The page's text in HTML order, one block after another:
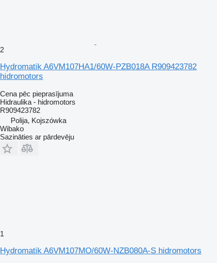
2
Hydromatik A6VM107HA1/60W-PZB018A R909423782
hidromotors
Cena pēc pieprasījuma
Hidraulika - hidromotors
R909423782
Polija, Kojszówka
Wibako
Sazināties ar pārdevēju
1
Hydromatik A6VM107MO/60W-NZB080A-S hidromotors